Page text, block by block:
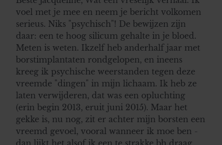
voel met je mee en neem je bericht volkomen
serieus. Niks "psychisch"! De bewijzen zijn
daar: een te hoog silicum gehalte in je bloed.
Meten is weten. Ikzelf heb anderhalf jaar met
borstimplantaten rondgelopen, en ineens
kreeg ik psychische weerstanden tegen deze
vreemde "dingen" in mijn lichaam. Ik heb ze
laten verwijderen, dat was een opluchting
(erin begin 2013, eruit juni 2015). Maar het
gekke is, nu nog, zit er achter mijn borsten een
vreemd gevoel, vooral wanneer ik moe ben -